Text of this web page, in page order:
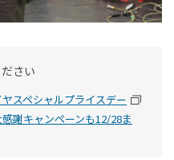
さい
スペシャルプライスデー
謝キャンペーンも12/28ま